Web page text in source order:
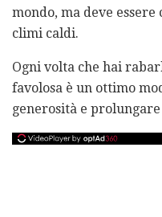
mondo, ma deve
climi caldi.
Ogni volta che hai
favolosa è un ottimo
generosità e